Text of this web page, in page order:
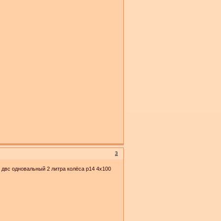
3
одновальный 2 литра колёса р14 4х100